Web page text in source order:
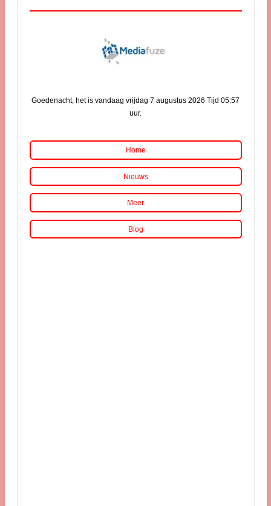
Goedenacht, het is vandaag vrijdag 7 augustus 2026 Tijd 05:57
uur.
Home
Nieuws
Meer
Blog